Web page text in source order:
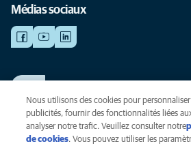
Médias sociaux
Voir nos offres d'emploi
Vie privée
Nous utilisons des cookies pour
publicités, fournir des fonctionnalités liées
analyser notre trafic. Veuillez consulter notre
de cookies(opens in a new tab)
. Vous pouvez utiliser les